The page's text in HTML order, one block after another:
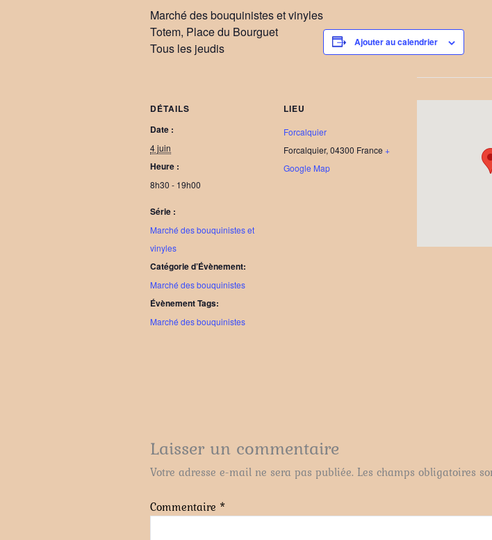
Marché des bouquinistes et vinyles
Totem, Place du Bourguet
Tous les jeudis
Ajouter au calendrier
DÉTAILS
Date :
4 juin
Heure :
8h30 - 19h00
Série :
Marché des bouquinistes et
vinyles
Catégorie d’Évènement:
Marché des bouquinistes
Évènement Tags:
Marché des bouquinistes
LIEU
Forcalquier
Forcalquier, 04300 France +
Google Map
Laisser un commentaire
Votre adresse e-mail ne sera pas publiée. Les champs obligatoires
Commentaire *